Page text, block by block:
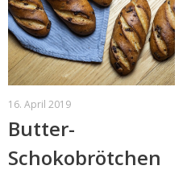
16. April 2019
Butter-
Schokobrötchen